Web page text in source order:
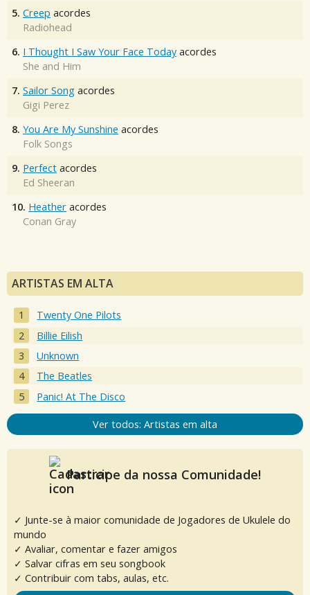
5. Creep acordes
Radiohead
6. I Thought I Saw Your Face Today acordes
She and Him
7. Sailor Song acordes
Gigi Perez
8. You Are My Sunshine acordes
Folk Songs
9. Perfect acordes
Ed Sheeran
10. Heather acordes
Conan Gray
ARTISTAS EM ALTA
Twenty One Pilots
Billie Eilish
Unknown
The Beatles
Panic! At The Disco
Ver todos: Artistas em alta
Participe da nossa Comunidade!
✓ Junte-se à maior comunidade de Jogadores de Ukulele do
mundo
✓ Avaliar, comentar e fazer amigos
✓ Salvar cifras em seu songbook
✓ Contribuir com tabs, aulas, etc.